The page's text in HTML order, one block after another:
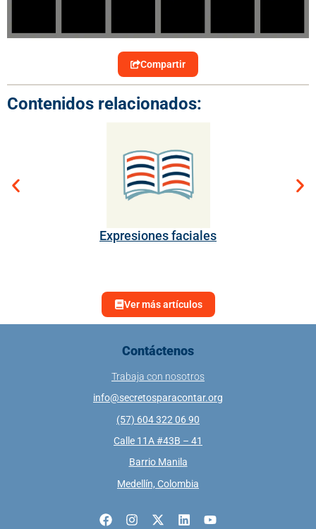
Compartir
Contenidos relacionados:
Expresiones faciales
Ver más artículos
Contáctenos
Trabaja con nosotros
info@secretosparacontar.org
(57) 604 322 06 90
Calle 11A #43B – 41
Barrio Manila
Medellín, Colombia